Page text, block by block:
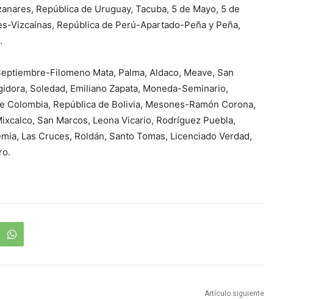
República de Uruguay, Tacuba, 5 de Mayo, 5 de
Vizcaínas, República de Perú-Apartado-Peña y Peña,
Filomeno Mata, Palma, Aldaco, Meave, San
Soledad, Emiliano Zapata, Moneda-Seminario,
Colombia, República de Bolivia, Mesones-Ramón Corona,
San Marcos, Leona Vicario, Rodríguez Puebla,
Las Cruces, Roldán, Santo Tomas, Licenciado Verdad,
Artículo siguiente